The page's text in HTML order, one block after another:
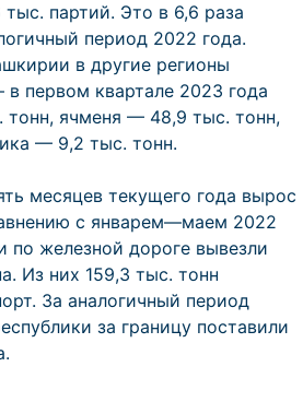
тыс. партий. Это в 6,6 раза
период 2022 года.
в другие регионы
первом квартале 2023 года
тонн, ячменя — 48,9 тыс. тонн,
— 9,2 тыс. тонн.
месяцев текущего года вырос
с январем—маем 2022
по железной дороге вывезли
Из них 159,3 тыс. тонн
За аналогичный период
за границу поставили